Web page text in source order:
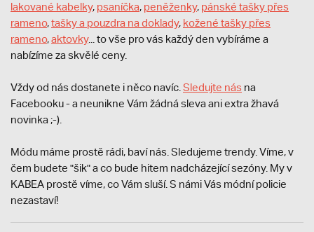
lakované kabelky, psaníčka, peněženky, pánské tašky přes
rameno,tašky a pouzdra na doklady, kožené tašky přes
rameno,aktovky... to vše pro vás každý den vybíráme a
nabízíme za skvělé ceny.
Vždy od nás dostanete i něco navíc. Sledujte nás na
Facebooku - a neunikne Vám žádná sleva ani extra žhavá
novinka ;-).
Módu máme prostě rádi, baví nás. Sledujeme trendy. Víme, v
čem budete "šik" a co bude hitem nadcházející sezóny. My v
KABEA prostě víme, co Vám sluší. S námi Vás módní policie
nezastaví!